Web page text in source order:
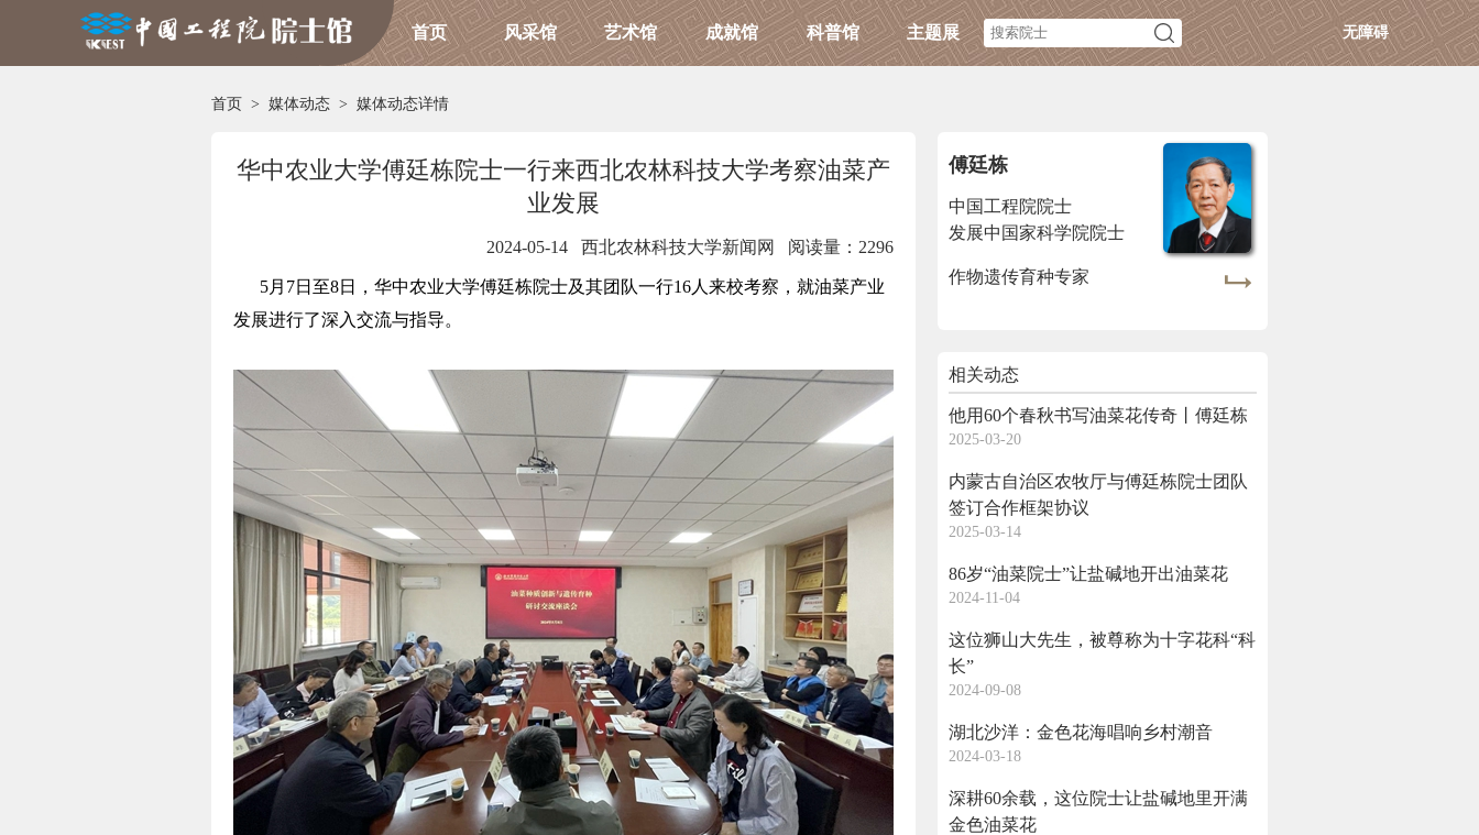
首页 风采馆 艺术馆 成就馆 科普馆 主题展 无障碍
首页 > 媒体动态 > 媒体动态详情
华中农业大学傅廷栋院士一行来西北农林科技大学考察油菜产
业发展
2024-05-14 西北农林科技大学新闻网 阅读量：2296
5月7日至8日，华中农业大学傅廷栋院士及其团队一行16人来校考察，就油菜产业
发展进行了深入交流与指导。
傅廷栋
中国工程院院士
发展中国家科学院院士
作物遗传育种专家
相关动态
他用60个春秋书写油菜花传奇丨傅廷栋
2025-03-20
内蒙古自治区农牧厅与傅廷栋院士团队
签订合作框架协议
2025-03-14
86岁“油菜院士”让盐碱地开出油菜花
2024-11-04
这位狮山大先生，被尊称为十字花科“科
长”
2024-09-08
湖北沙洋：金色花海唱响乡村潮音
2024-03-18
深耕60余载，这位院士让盐碱地里开满
金色油菜花